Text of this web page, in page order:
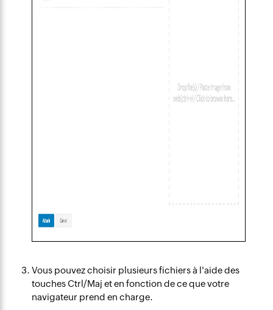
Vous pouvez choisir plusieurs fichiers à l'aide des
touches Ctrl/Maj et en fonction de ce que votre
navigateur prend en charge.